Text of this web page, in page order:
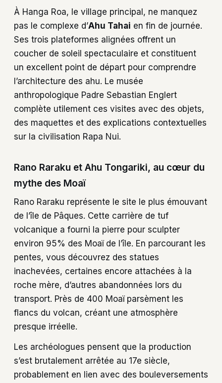
À Hanga Roa, le village principal, ne manquez
pas le complexe d’Ahu Tahai en fin de journée.
Ses trois plateformes alignées offrent un
coucher de soleil spectaculaire et constituent
un excellent point de départ pour comprendre
l’architecture des ahu. Le musée
anthropologique Padre Sebastian Englert
complète utilement ces visites avec des objets,
des maquettes et des explications contextuelles
sur la civilisation Rapa Nui.
Rano Raraku et Ahu Tongariki, au cœur du
mythe des Moaï
Rano Raraku représente le site le plus émouvant
de l’île de Pâques. Cette carrière de tuf
volcanique a fourni la pierre pour sculpter
environ 95% des Moaï de l’île. En parcourant les
pentes, vous découvrez des statues
inachevées, certaines encore attachées à la
roche mère, d’autres abandonnées lors du
transport. Près de 400 Moaï parsèment les
flancs du volcan, créant une atmosphère
presque irréelle.
Les archéologues pensent que la production
s’est brutalement arrêtée au 17e siècle,
probablement en lien avec des bouleversements